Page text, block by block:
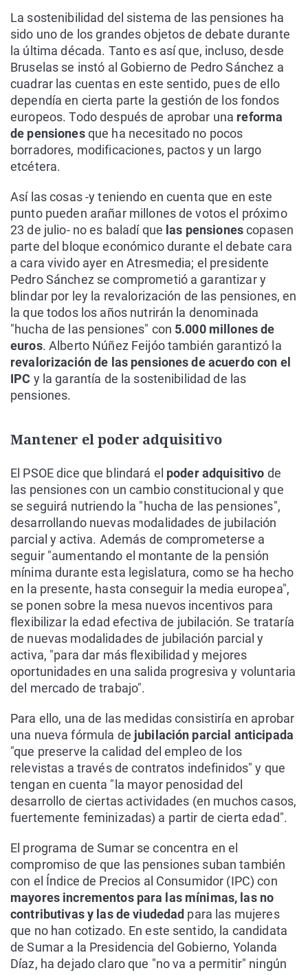
La sostenibilidad del sistema de las pensiones ha
sido uno de los grandes objetos de debate durante
la última década. Tanto es así que, incluso, desde
Bruselas se instó al Gobierno de Pedro Sánchez a
cuadrar las cuentas en este sentido, pues de ello
dependía en cierta parte la gestión de los fondos
europeos. Todo después de aprobar una reforma
de pensionesque ha necesitado no pocos
borradores, modificaciones, pactos y un largo
etcétera.
Así las cosas -y teniendo en cuenta que en este
punto pueden arañar millones de votos el próximo
23 de julio- no es baladí que las pensionescopasen
parte del bloque económico durante el debate cara
a cara vivido ayer en Atresmedia; el presidente
Pedro Sánchez se comprometió a garantizar y
blindar por ley la revalorización de las pensiones, en
la que todos los años nutrirán la denominada
"hucha de las pensiones" con 5.000 millones de
euros. Alberto Núñez Feijóo también garantizó la
revalorización de las pensiones de acuerdo con el
IPC y la garantía de la sostenibilidad de las
pensiones.
Mantener el poder adquisitivo
El PSOE dice que blindará el poder adquisitivo de
las pensiones con un cambio constitucional y que
se seguirá nutriendo la "hucha de las pensiones",
desarrollando nuevas modalidades de jubilación
parcial y activa. Además de comprometerse a
seguir "aumentando el montante de la pensión
mínima durante esta legislatura, como se ha hecho
en la presente, hasta conseguir la media europea",
se ponen sobre la mesa nuevos incentivos para
flexibilizar la edad efectiva de jubilación. Se trataría
de nuevas modalidades de jubilación parcial y
activa, "para dar más flexibilidad y mejores
oportunidades en una salida progresiva y voluntaria
del mercado de trabajo".
Para ello, una de las medidas consistiría en aprobar
una nueva fórmula de jubilación parcial anticipada
"que preserve la calidad del empleo de los
relevistas a través de contratos indefinidos" y que
tengan en cuenta "la mayor penosidad del
desarrollo de ciertas actividades (en muchos casos,
fuertemente feminizadas) a partir de cierta edad".
El programa de Sumar se concentra en el
compromiso de que las pensiones suban también
con el Índice de Precios al Consumidor (IPC) con
mayores incrementos para las mínimas, las no
contributivas y las de viudedad para las mujeres
que no han cotizado. En este sentido, la candidata
de Sumar a la Presidencia del Gobierno, Yolanda
Díaz, ha dejado claro que "no va a permitir" ningún